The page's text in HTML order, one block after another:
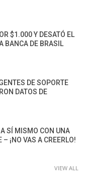
$1.000 Y DESATÓ EL
BANCA DE BRASIL
DE SOPORTE
DATOS DE
A SÍ MISMO CON UNA
– ¡NO VAS A CREERLO!
VIEW ALL